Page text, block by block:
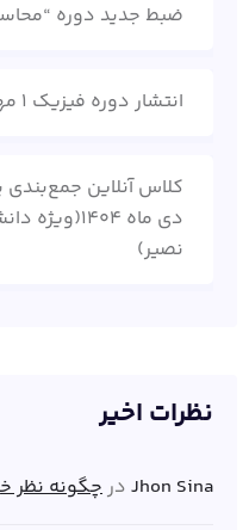
ضبط جدید دوره
انتشار دوره فیزیک 1 مهندس شاه ابراهیمی
کلاس آنلاین جمع‌بندی
دی ماه
نصیر)
نظرات اخیر
Jhon Sina درچگونه نظر